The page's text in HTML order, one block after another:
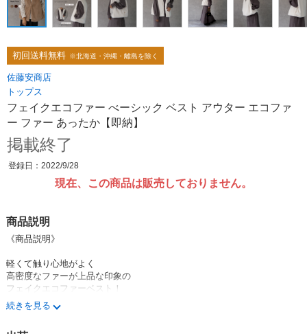
初回送料無料 ※北海道・沖縄・離島を除く
佐藤安商店
トップス
フェイクエコファー べーシック ベスト アウター エコファ
ー ファー あったか【即納】
掲載終了
登録日：2022/9/28
現在、この商品は販売しておりません。
商品説明
《商品説明》
軽くて触り心地がよく
高密度なファーが上品な印象の
フェイクエコファーベスト！
薄手のニットやスウェットと合わせて、
続きを見る